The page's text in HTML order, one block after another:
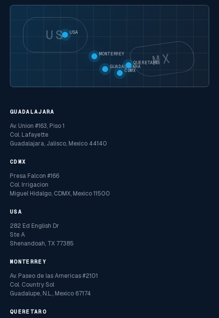
US
MX
USA
MONTERREY
GUADALAJARA
CDMX
QUERETARO
GUADALAJARA
Av. Union #163, Piso 1
Col. Lafayette
Guadalajara, Jalisco, Mexico 44140
CDMX
Presa Falcon #166
Col. Irrigacion
Miguel Hidalgo, CDMX, Mexico 11500
USA
282 Ed English Dr
Ste A
Shenandoah, TX 77385
MONTERREY
Av. Paseo de las Americas #2101
Col. Country Sol
Guadalupe, N.L., Mexico 67174
QUERETARO